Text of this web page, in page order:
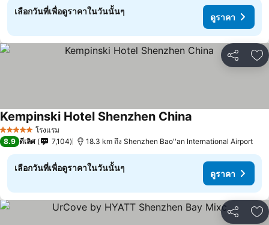
เลือกวันที่เพื่อดูราคาในวันนั้นๆ
ดูราคา
แชร์ เ
5 ดาว โรงแรม
Kempinski Hotel Shenzhen China
8.9 ดีเลิศ 7,104 18.3 km ถึง Shenzhen Bao''an International Airport
เลือกวันที่เพื่อดูราคาในวันนั้นๆ
ดูราคา
แชร์ เ